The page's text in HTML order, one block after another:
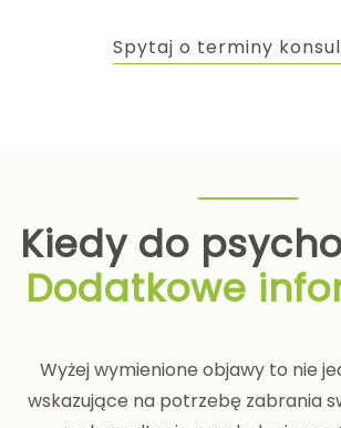
Spytaj o terminy
Kiedy do
Dodatkowe
Wyżej wymienione objawy to nie
wskazujące na potrzebę zabrania